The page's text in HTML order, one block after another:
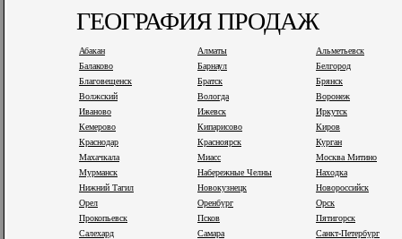
ГЕОГРАФИЯ ПРОДАЖ
Абакан Алматы
Альметьевск
Балаково
Барнаул
Белгород
Благовещенск
Братск
Брянск
Волжский
Вологда
Воронеж
Иваново
Ижевск
Иркутск
Кемерово
Кипарисово
Киров
Краснодар
Красноярск
Курган
Махачкала
Миасс
Москва Митино
Мурманск
Набережные Челны
Находка
Нижний Тагил
Новокузнецк
Новороссийск
Орел
Оренбург
Орск
Прокопьевск
Псков
Пятигорск
Салехард
Самара
Санкт-Петербург